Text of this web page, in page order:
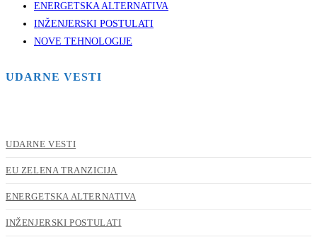
ENERGETSKA ALTERNATIVA
INŽENJERSKI POSTULATI
NOVE TEHNOLOGIJE
UDARNE VESTI
UDARNE VESTI
EU ZELENA TRANZICIJA
ENERGETSKA ALTERNATIVA
INŽENJERSKI POSTULATI